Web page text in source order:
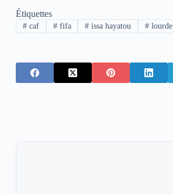
Étiquettes
#caf #fifa # issa hayatou # lourde